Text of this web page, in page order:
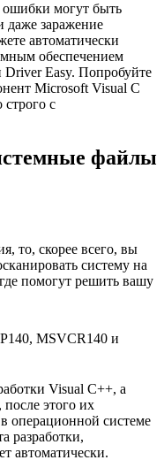
ошибки могут быть
заражение
автоматически
обеспечением
Driver Easy. Попробуйте
Microsoft Visual С
строго с
файлы
то, скорее всего, вы
систему на
помогут решить вашу
MSVCR140 и
Visual C++, а
этого их
операционной системе
разработки,
автоматически.